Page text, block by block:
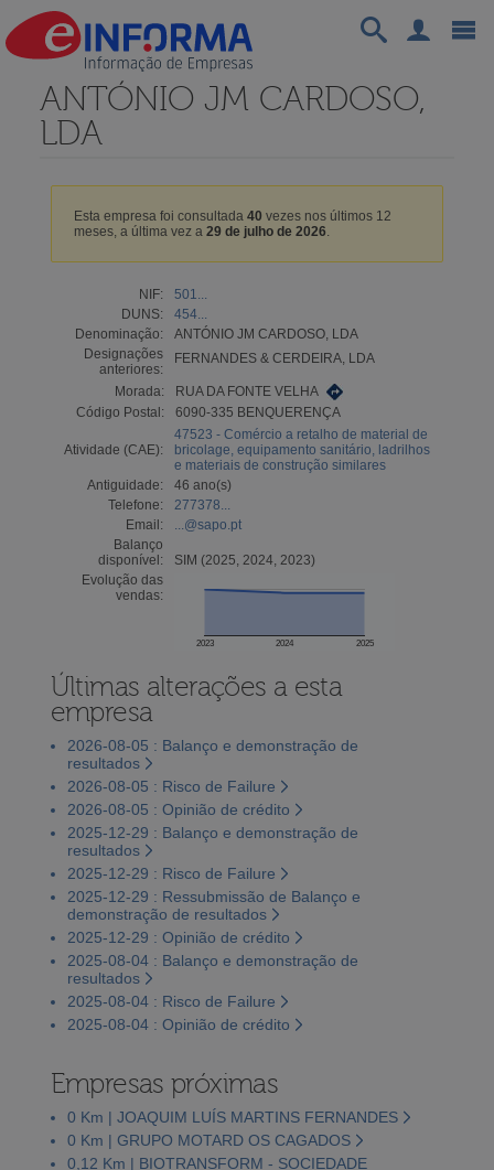
ANTÓNIO JM CARDOSO,
LDA
Esta empresa foi consultada 40 vezes nos últimos 12
meses, a última vez a 29 de julho de 2026.
NIF:
501...
DUNS:
454...
Denominação:
ANTÓNIO JM CARDOSO, LDA
Designações
anteriores:
FERNANDES & CERDEIRA, LDA
Morada:
RUA DA FONTE VELHA
Código Postal:
6090-335 BENQUERENÇA
Atividade (CAE):
47523 - Comércio a retalho de material de
bricolage, equipamento sanitário, ladrilhos
e materiais de construção similares
Antiguidade:
46 ano(s)
Telefone:
277378...
Email:
...@sapo.pt
Balanço
disponível:
SIM (2025, 2024, 2023)
Evolução das
vendas:
2023 2024 2025
Últimas alterações a esta
empresa
2026-08-05 : Balanço e demonstração de
resultados
2026-08-05 : Risco de Failure
2026-08-05 : Opinião de crédito
2025-12-29 : Balanço e demonstração de
resultados
2025-12-29 : Risco de Failure
2025-12-29 : Ressubmissão de Balanço e
demonstração de resultados
2025-12-29 : Opinião de crédito
2025-08-04 : Balanço e demonstração de
resultados
2025-08-04 : Risco de Failure
2025-08-04 : Opinião de crédito
Empresas próximas
0 Km | JOAQUIM LUÍS MARTINS FERNANDES
0 Km | GRUPO MOTARD OS CAGADOS
0,12 Km | BIOTRANSFORM - SOCIEDADE